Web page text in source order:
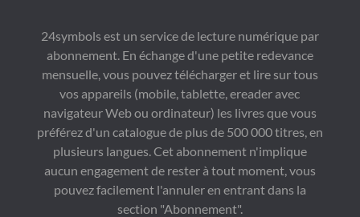
24symbols est un service de lecture numérique par
abonnement. En échange d'une petite redevance
mensuelle, vous pouvez télécharger et lire sur tous
vos appareils (mobile, tablette, ereader avec
navigateur Web ou ordinateur) les livres que vous
préférez d'un catalogue de plus de 500 000 titres, en
plusieurs langues. Cet abonnement n'implique
aucun engagement de rester à tout moment, vous
pouvez facilement l'annuler en entrant dans la
section "Abonnement".